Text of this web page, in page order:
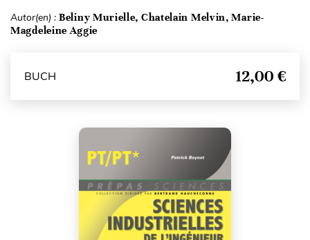
Autor(en) : Beliny Murielle, Chatelain Melvin, Marie-
Magdeleine Aggie
BUCH 12,00 €